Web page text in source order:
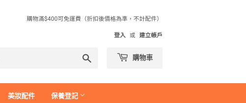
購物滿$400可免運費（折扣後價格為準，不計配件）
登入 或 建立帳戶
購物車
美妝配件 保養登記